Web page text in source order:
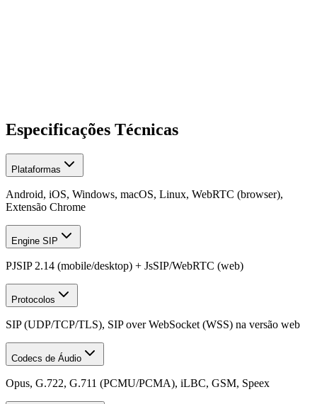
Especificações Técnicas
Plataformas
Android, iOS, Windows, macOS, Linux, WebRTC (browser),
Extensão Chrome
Engine SIP
PJSIP 2.14 (mobile/desktop) + JsSIP/WebRTC (web)
Protocolos
SIP (UDP/TCP/TLS), SIP over WebSocket (WSS) na versão web
Codecs de Áudio
Opus, G.722, G.711 (PCMU/PCMA), iLBC, GSM, Speex